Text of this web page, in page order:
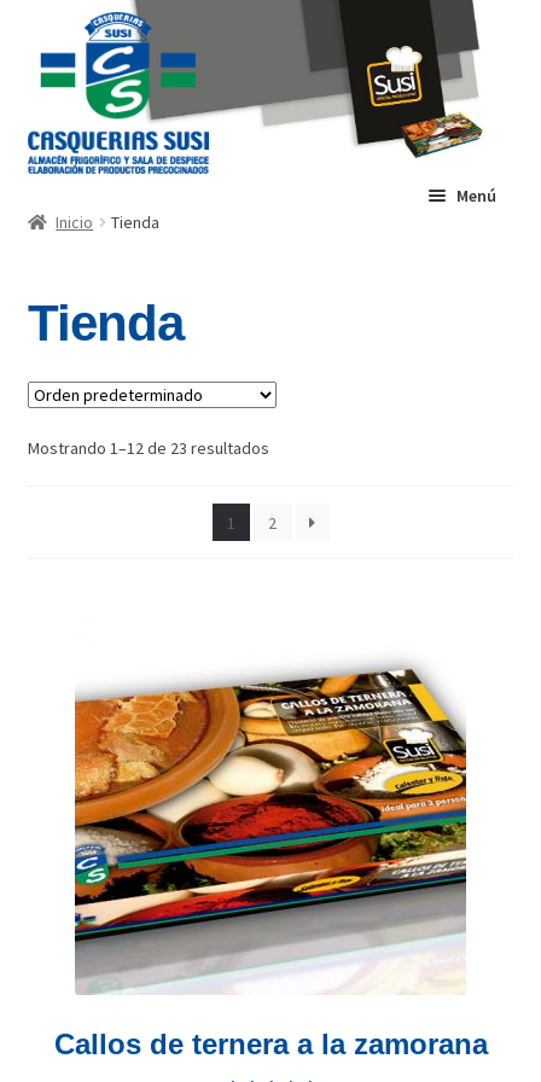
la
navegación
contenido
Menú
INSTALACIONES
TIENDA
CONTACTO
Inicio Tienda
Tienda
Mostrando 1–12 de 23 resultados
1 2
Callos de ternera a la zamorana